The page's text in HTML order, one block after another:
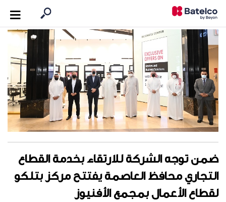
ضمن توجه الشركة للارتقاء بخدمة القطاع
التجاري محافظ العاصمة يفتتح مركز بتلكو
لقطاع الأعمال بمجمع الأفنيوز